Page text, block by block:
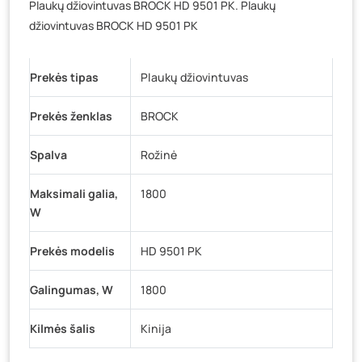
Baravykų g. 1, Druskininkai - 0 vienetų
Vilniaus g. 89D, Ukmergė- 0 vienetų
K. Donelaičio g. 17, Rokiškis
Šaltupės g. 64, Zarasai- 0 vienetų
Plaukų džiovintuvas BROCK HD 9501 PK. Plaukų
džiovintuvas BROCK HD 9501 PK
Prekės tipas Plaukų džiovintuvas
Prekės ženklas BROCK
Spalva Rožinė
Maksimali galia,
W
1800
Prekės modelis HD 9501 PK
Galingumas, W 1800
Kilmės šalis Kinija